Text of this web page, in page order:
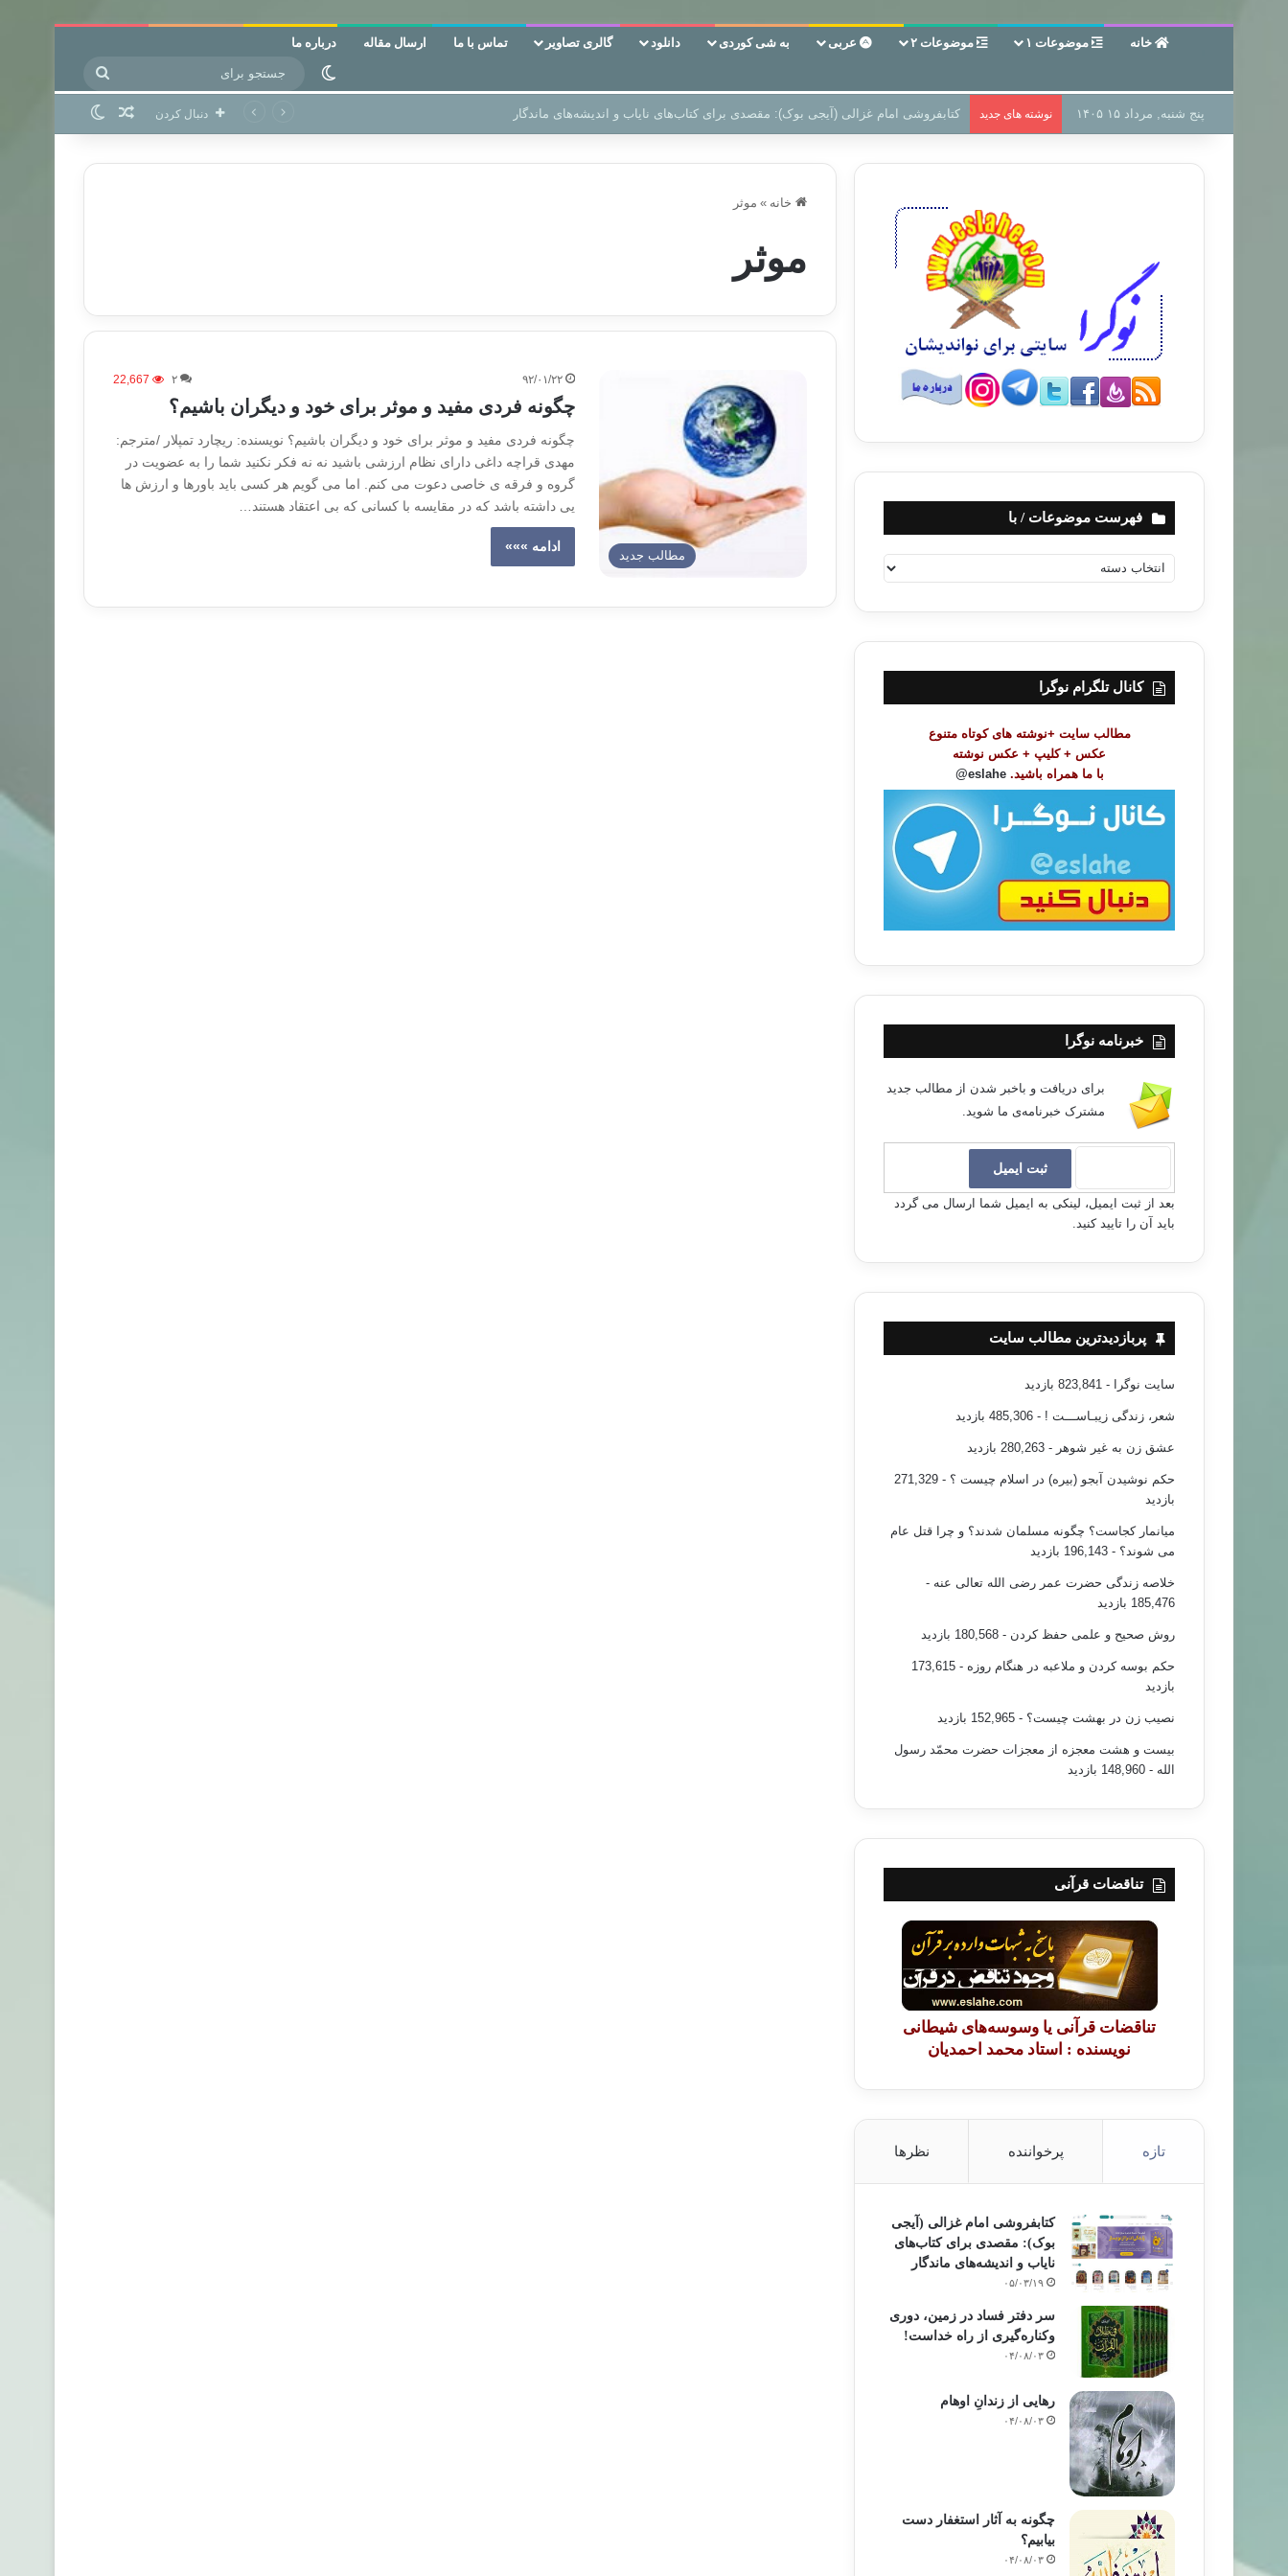
خانه موضوعات ۱ موضوعات ۲ عربی به شی کوردی دانلود گالری تصاویر تماس با ما ارسال مقاله درباره ما
تغییر پوسته
برای پنج شنبه, مرداد ۱۵ ۱۴۰۵ نوشته های جدید سر دفتر فساد در زمین‌، دوری وکناره‌گیری از راه خداست‌! دنبال کردن نوشته تصادفی
خانه » موثر
موثر
مطالب جدید
۹۲/۰۱/۲۲ ۲ 22,667
چگونه فردی مفید و موثر برای خود و دیگران باشیم؟
چگونه فردی مفید و موثر برای خود و دیگران باشیم؟ نویسنده: ریچارد تمپلار /مترجم:
مهدی قراچه داغی دارای نظام ارزشی باشید نه نه فکر نکنید شما را به عضویت در
گروه و فرقه ی خاصی دعوت می کنم. اما می گویم هر کسی باید باورها و ارزش ها
یی داشته باشد که در مقایسه با کسانی که بی اعتقاد هستند…
ادامه »»»
فهرست موضوعات / با
ه
ت
ض
کانال تلگرام نوگرا
مطالب سایت +نوشته های کوتاه متنوع
عکس + کلیپ + عکس نوشته
با ما همراه باشید. eslahe@
خبرنامه نوگرا
برای دریافت و باخبر شدن از مطالب جدید
مشترک خبرنامه‌ی ما شوید.
بعد از ثبت ایمیل، لینکی به ایمیل شما ارسال می گردد
باید آن را تایید کنید.
پربازدیدترین مطالب سایت
سایت نوگرا - 823,841 بازدید
شعر، زندگی زیبـاســـت ! - 485,306 بازدید
عشق زن به غیر شوهر - 280,263 بازدید
حکم نوشیدن آبجو (بیره) در اسلام چیست ؟
- 271,329
بازدید
میانمار کجاست؟ چگونه مسلمان شدند؟ و چرا قتل عام
می شوند؟ - 196,143 بازدید
خلاصه زندگی حضرت عمر رضی الله تعالی عنه -
185,476 بازدید
روش صحیح و علمی حفظ کردن - 180,568 بازدید
حکم بوسه کردن و ملاعبه در هنگام روزه
- 173,615
بازدید
نصیب زن در بهشت چیست؟ - 152,965 بازدید
بیست و هشت معجزه از معجزات حضرت محمّد رسول
الله - 148,960 بازدید
تناقضات قرآنی
تناقضات قرآنی یا وسوسه‌های شیطانی
نویسنده : استاد محمد احمدیان
تازه پرخواننده نظرها
کتابفروشی امام غزالی (آیجی
بوک): مقصدی برای کتاب‌های
نایاب و اندیشه‌های ماندگار
۰۵/۰۳/۱۹
سر دفتر فساد در زمین‌، دوری
وکناره‌گیری از راه خداست‌!
۰۴/۰۸/۰۳
رهایی از زندانِ اوهام
۰۴/۰۸/۰۳
چگونه به آثار استغفار دست
بیابیم؟
۰۴/۰۸/۰۳